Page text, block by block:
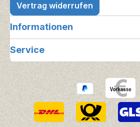
Vertrag widerrufen
Informationen
Service